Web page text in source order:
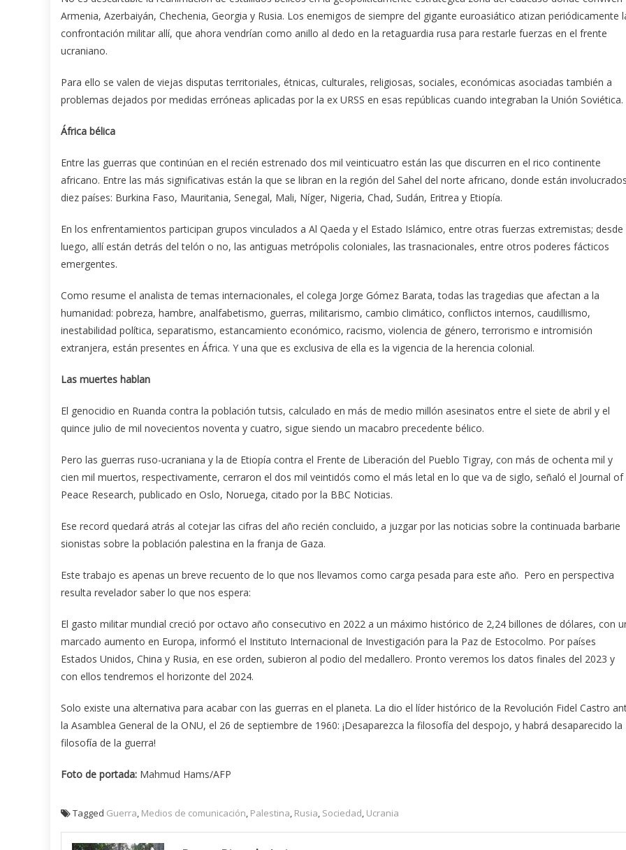
Armenia, Azerbaiyán, Chechenia, Georgia y Rusia. Los enemigos de siempre del gigante euroasiático atizan periódicamente
confrontación militar allí, que ahora vendrían como anillo al dedo en la retaguardia rusa para restarle fuerzas en el frente
ucraniano.
Para ello se valen de viejas disputas territoriales, étnicas, culturales, religiosas, sociales, económicas asociadas también a
problemas dejados por medidas erróneas aplicadas por la ex URSS en esas repúblicas cuando integraban la Unión Soviética.
África bélica
Entre las guerras que continúan en el recién estrenado dos mil veinticuatro están las que discurren en el rico continente
africano. Entre las más significativas están la que se libran en la región del Sahel del norte africano, donde están
diez países: Burkina Faso, Mauritania, Senegal, Mali, Níger, Nigeria, Chad, Sudán, Eritrea y Etiopía.
En los enfrentamientos participan grupos vinculados a Al Qaeda y el Estado Islámico, entre otras fuerzas extremistas; desde
luego, allí están detrás del telón o no, las antiguas metrópolis coloniales, las trasnacionales, entre otros poderes fácticos
emergentes.
Como resume el analista de temas internacionales, el colega Jorge Gómez Barata, todas las tragedias que afectan a la
humanidad: pobreza, hambre, analfabetismo, guerras, militarismo, cambio climático, conflictos internos, caudillismo,
inestabilidad política, separatismo, estancamiento económico, racismo, violencia de género, terrorismo e intromisión
extranjera, están presentes en África. Y una que es exclusiva de ella es la vigencia de la herencia colonial.
Las muertes hablan
El genocidio en Ruanda contra la población tutsis, calculado en más de medio millón asesinatos entre el siete de abril y el
quince julio de mil novecientos noventa y cuatro, sigue siendo un macabro precedente bélico.
Pero las guerras ruso-ucraniana y la de Etiopía contra el Frente de Liberación del Pueblo Tigray, con más de ochenta mil y
cien mil muertos, respectivamente, cerraron el dos mil veintidós como el más letal en lo que va de siglo, señaló el Journal of
Peace Research, publicado en Oslo, Noruega, citado por la BBC Noticias.
Ese record quedará atrás al cotejar las cifras del año recién concluido, a juzgar por las noticias sobre la continuada barbarie
sionistas sobre la población palestina en la franja de Gaza.
Este trabajo es apenas un breve recuento de lo que nos llevamos como carga pesada para este año. Pero en perspectiva
resulta revelador saber lo que nos espera:
El gasto militar mundial creció por octavo año consecutivo en 2022 a un máximo histórico de 2,24 billones de dólares, con
marcado aumento en Europa, informó el Instituto Internacional de Investigación para la Paz de Estocolmo. Por países
Estados Unidos, China y Rusia, en ese orden, subieron al podio del medallero. Pronto veremos los datos finales del 2023 y
con ellos tendremos el horizonte del 2024.
Solo existe una alternativa para acabar con las guerras en el planeta. La dio el líder histórico de la Revolución Fidel Castro
la Asamblea General de la ONU, el 26 de septiembre de 1960: ¡Desaparezca la filosofía del despojo, y habrá desaparecido la
filosofía de la guerra!
Foto de portada: Mahmud Hams/AFP
Tagged Guerra, Medios de comunicación, Palestina, Rusia, Sociedad, Ucrania